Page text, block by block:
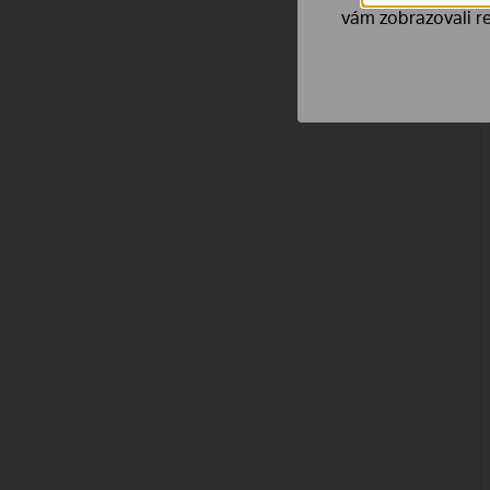
vám zobrazovali